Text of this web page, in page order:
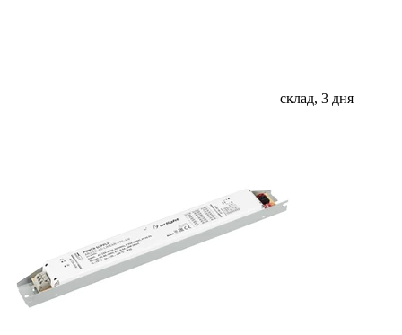
склад, 3 дня